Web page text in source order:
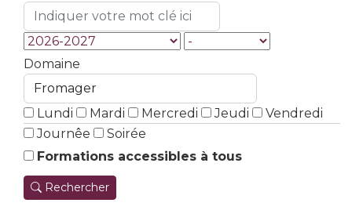
Domaine
Lundi Mardi Mercredi Jeudi
Vendredi
Journêe
Soirée
Formations accessibles à tous
Rechercher